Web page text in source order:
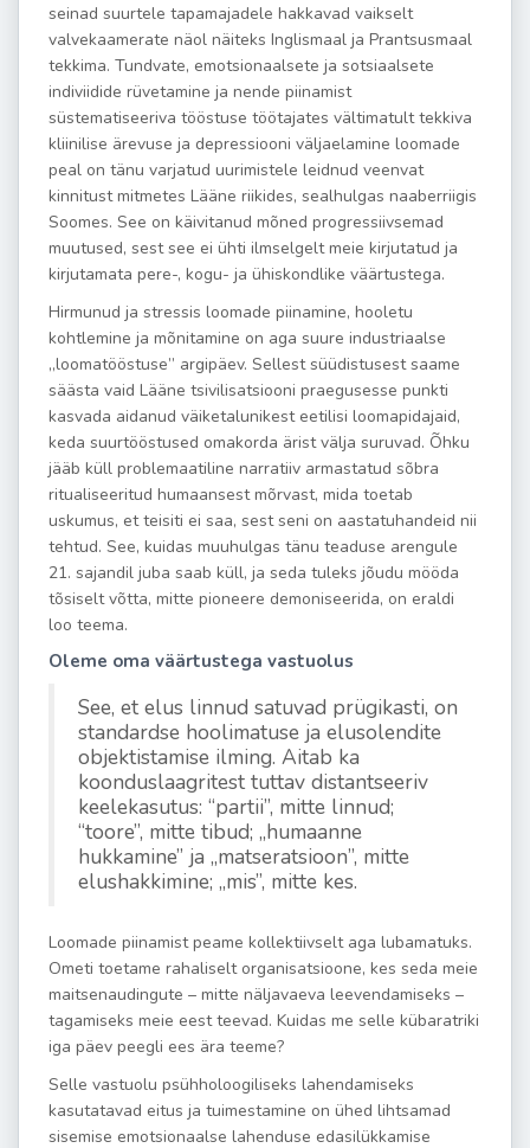
seinad suurtele tapamajadele hakkavad vaikselt
valvekaamerate näol näiteks Inglismaal ja Prantsusmaal
tekkima. Tundvate, emotsionaalsete ja sotsiaalsete
indiviidide rüvetamine ja nende piinamist
süstematiseeriva tööstuse töötajates vältimatult tekkiva
kliinilise ärevuse ja depressiooni väljaelamine loomade
peal on tänu varjatud uurimistele leidnud veenvat
kinnitust mitmetes Lääne riikides, sealhulgas naaberriigis
Soomes. See on käivitanud mõned progressiivsemad
muutused, sest see ei ühti ilmselgelt meie kirjutatud ja
kirjutamata pere-, kogu- ja ühiskondlike väärtustega.
Hirmunud ja stressis loomade piinamine, hooletu
kohtlemine ja mõnitamine on aga suure industriaalse
„loomatööstuse” argipäev. Sellest süüdistusest saame
säästa vaid Lääne tsivilisatsiooni praegusesse punkti
kasvada aidanud väiketalunikest eetilisi loomapidajaid,
keda suurtööstused omakorda ärist välja suruvad. Õhku
jääb küll problemaatiline narratiiv armastatud sõbra
ritualiseeritud humaansest mõrvast, mida toetab
uskumus, et teisiti ei saa, sest seni on aastatuhandeid nii
tehtud. See, kuidas muuhulgas tänu teaduse arengule
21. sajandil juba saab küll, ja seda tuleks jõudu mööda
tõsiselt võtta, mitte pioneere demoniseerida, on eraldi
loo teema.
Oleme oma väärtustega vastuolus
See, et elus linnud satuvad prügikasti, on
standardse hoolimatuse ja elusolendite
objektistamise ilming. Aitab ka
koonduslaagritest tuttav distantseeriv
keelekasutus: “partii”, mitte linnud;
“toore”, mitte tibud; „humaanne
hukkamine” ja „matseratsioon”, mitte
elushakkimine; „mis”, mitte kes.
Loomade piinamist peame kollektiivselt aga lubamatuks.
Ometi toetame rahaliselt organisatsioone, kes seda meie
maitsenaudingute – mitte näljavaeva leevendamiseks –
tagamiseks meie eest teevad. Kuidas me selle kübaratriki
iga päev peegli ees ära teeme?
Selle vastuolu psühholoogiliseks lahendamiseks
kasutatavad eitus ja tuimestamine on ühed lihtsamad
sisemise emotsionaalse lahenduse edasilükkamise